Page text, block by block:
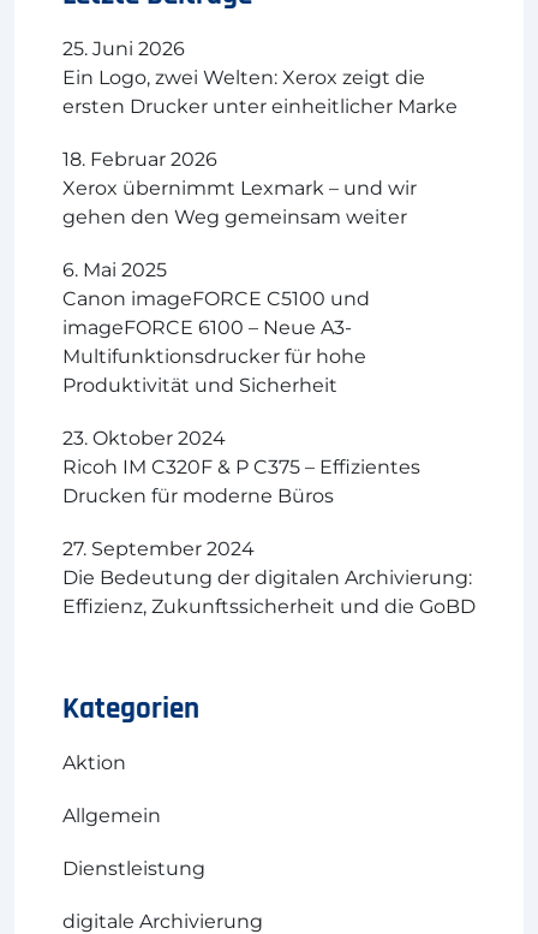
25. Juni 2026
Ein Logo, zwei Welten: Xerox zeigt die
ersten Drucker unter einheitlicher Marke
18. Februar 2026
Xerox übernimmt Lexmark – und wir
gehen den Weg gemeinsam weiter
6. Mai 2025
Canon imageFORCE C5100 und
imageFORCE 6100 – Neue A3-
Multifunktionsdrucker für hohe
Produktivität und Sicherheit
23. Oktober 2024
Ricoh IM C320F & P C375 – Effizientes
Drucken für moderne Büros
27. September 2024
Die Bedeutung der digitalen Archivierung:
Effizienz, Zukunftssicherheit und die GoBD
Kategorien
Aktion
Allgemein
Dienstleistung
digitale Archivierung